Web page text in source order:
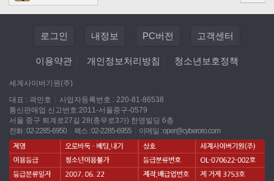
로그인 내정보 PC버전 고객센터
이용약관 개인정보처리방침 청소년보호정책
세계사이버기원(주)
대표 : 곽민호
사업자등록번호 : 220-81-86538
통신판매업 신고번호:2011-서울중구-0579
서울 중구 퇴계로27길 28(충무로3가) 한영빌딩 6층
전화 : 02-2285-6950
팩스 : 02-2285-6955 이메일 :oper@cyberoro.com